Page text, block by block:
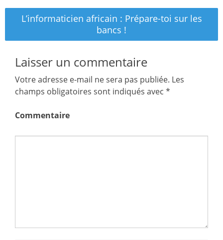
Navigation
de
l’article
L’informaticien africain : Prépare-toi sur les
bancs !
Laisser un commentaire
Votre adresse e-mail ne sera pas publiée. Les
champs obligatoires sont indiqués avec *
Commentaire